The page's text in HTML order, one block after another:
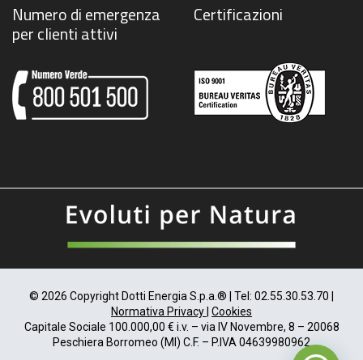
Numero di emergenza
per clienti attivi
Certificazioni
© 2026 Copyright Dotti Energia S.p.a.® | Tel: 02.55.30.53.70 |
Normativa Privacy Cookies
Capitale Sociale 100.000,00 € i.v. – via IV Novembre, 8 – 20068
Peschiera Borromeo (MI) C.F. – P.IVA 04639980962